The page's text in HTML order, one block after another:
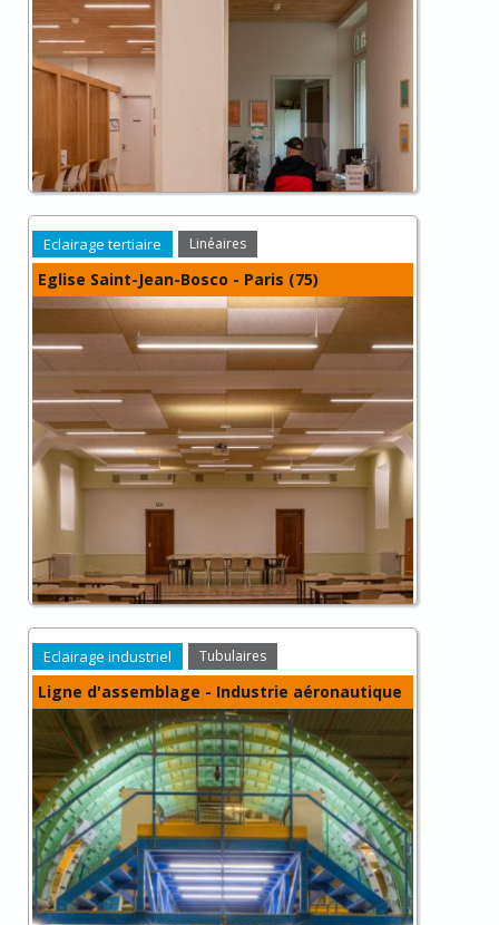
Eclairage tertiaire Linéaires
Eglise Saint-Jean-Bosco - Paris (75)
Eclairage industriel Tubulaires
Ligne d'assemblage - Industrie aéronautique